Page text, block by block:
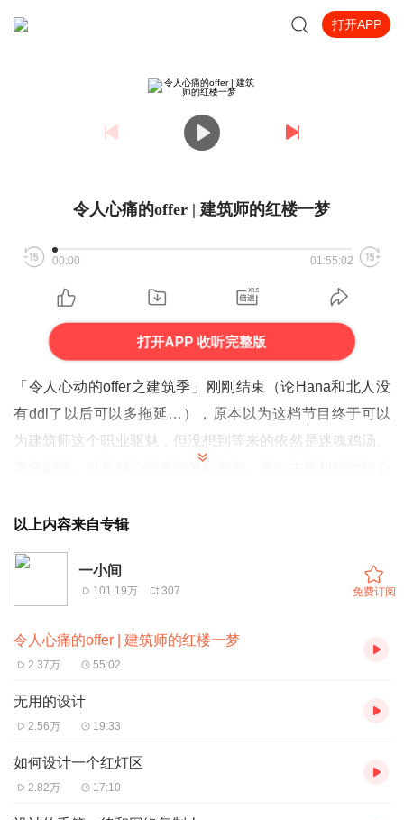
打开APP
令人心痛的offer | 建筑师的红楼一梦
00:00 01:55:02
打开APP 收听完整版
「令人心动的offer之建筑季」刚刚结束（论Hana和北人没
有ddl了以后可以多拖延…），原本以为这档节目终于可以
为建筑师这个职业驱魅，但没想到等来的依然是迷魂鸡汤、
艺全面消费、留下一地「奶嘴乐」的世界。
我们特邀小伙伴阿宁——「令人心动的offer」选角导演，一
起来愉快地吃吃瓜、吐吐槽，顺便聊聊节目幕后以及30+职
场中年人的真实世界。
「建筑师」一直被称为高价值感职业，但实际境遇又是如何
握剧本？实习生在台前的光鲜亮丽如何掩盖真实职场的虚无
感？详情请收听本期节目，也祝愿大家在工作和生活中都能
找到自己真正的sparkle。
以上内容来自专辑
一小间
101.19万 307 免费订阅
令人心痛的offer | 建筑师的红楼一梦
2.37万 55:02
无用的设计
2.56万 19:33
如何设计一个红灯区
2.82万 17:10